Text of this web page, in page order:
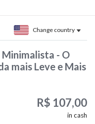
Change country
Minimalista - O
mais Leve e Mais
R$ 107,00
in cash